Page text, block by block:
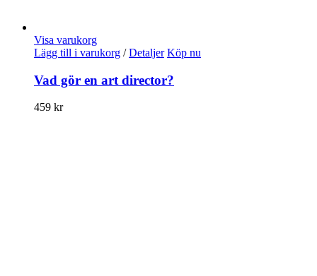
Visa varukorg
Lägg till i varukorg / Detaljer Köp nu
Vad gör en art director?
459 kr